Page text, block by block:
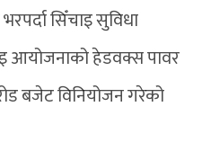
सिँचाइ सुविधा
आयोजनाको हेडवक्स पावर
बजेट विनियोजन गरेको